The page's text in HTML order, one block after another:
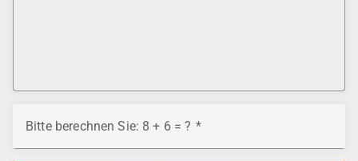
Bitte berechnen Sie: 8 + 6 = ?